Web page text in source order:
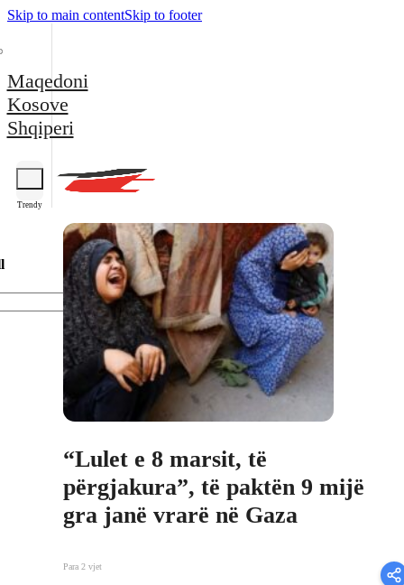
Skip to main contentSkip to footer
Maqedoni
Kosove
Shqiperi
Trendy
“Lulet e 8 marsit, të
përgjakura”, të paktën 9 mijë
gra janë vrarë në Gaza
Para 2 vjet